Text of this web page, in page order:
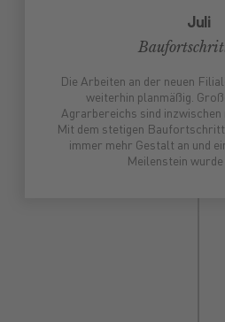
Juli
Die Arbeiten an der neuen
weiterhin planmäßig.
Agrarbereichs sind
Mit dem stetigen
immer mehr Gestalt an und
Meilenstein